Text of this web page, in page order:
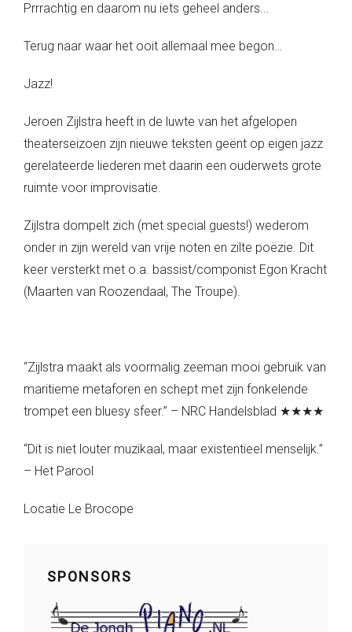
Prrrachtig en daarom nu iets geheel anders...
Terug naar waar het ooit allemaal mee begon…
Jazz!
Jeroen Zijlstra heeft in de luwte van het afgelopen
theaterseizoen zijn nieuwe teksten geënt op eigen jazz
gerelateerde liederen met daarin een ouderwets grote
ruimte voor improvisatie.
Zijlstra dompelt zich (met special guests!) wederom
onder in zijn wereld van vrije noten en zilte poëzie. Dit
keer versterkt met o.a. bassist/componist Egon Kracht
(Maarten van Roozendaal, The Troupe).
“Zijlstra maakt als voormalig zeeman mooi gebruik van
maritieme metaforen en schept met zijn fonkelende
trompet een bluesy sfeer.” – NRC Handelsblad ★★★★
“Dit is niet louter muzikaal, maar existentieel menselijk.”
– Het Parool
Locatie Le Brocope
SPONSORS